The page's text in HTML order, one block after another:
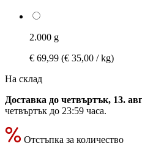
2.000 g
€ 69,99 (€ 35,00 / kg)
На склад
Доставка до четвъртък, 13.
четвъртък до 23:59 часа.
Отстъпка за количество